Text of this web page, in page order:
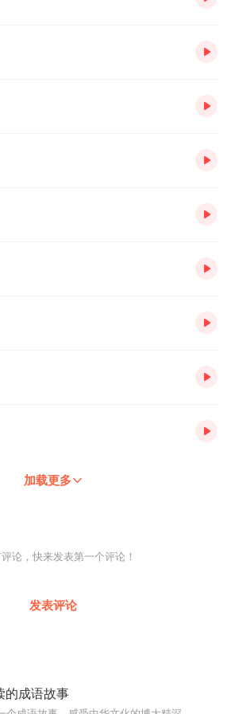
加载更多
论，快来发表第一个评论！
发表评论
的成语故事